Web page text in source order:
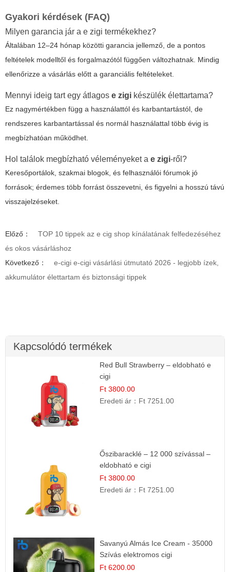
Gyakori kérdések (FAQ)
Milyen garancia jár a e zigi termékekhez?
Általában 12–24 hónap közötti garancia jellemző, de a pontos
feltételek modelltől és forgalmazótól függően változhatnak. Mindig
ellenőrizze a vásárlás előtt a garanciális feltételeket.
Mennyi ideig tart egy átlagos e zigi készülék élettartama?
Ez nagymértékben függ a használattól és karbantartástól, de
rendszeres karbantartással és normál használattal több évig is
megbízhatóan működhet.
Hol találok megbízható véleményeket a e zigi-ről?
Keresőportálok, szakmai blogok, és felhasználói fórumok jó
források; érdemes több forrást összevetni, és figyelni a hosszú távú
visszajelzéseket.
Előző：
TOP 10 tippek az e cig shop kínálatának felfedezéséhez
és okos vásárláshoz
Következő：
e-cigi e-cigi vásárlási útmutató 2026 - legjobb ízek,
akkumulátor élettartam és biztonsági tippek
Kapcsolódó termékek
Red Bull Strawberry – eldobható e
cigi
Ft 3800.00
Eredeti ár： Ft 7251.00
Őszibaracklé – 12 000 szívással –
eldobható e cigi
Ft 3800.00
Eredeti ár： Ft 7251.00
Savanyú Almás Ice Cream - 35000
Szívás elektromos cigi
Ft 6200.00